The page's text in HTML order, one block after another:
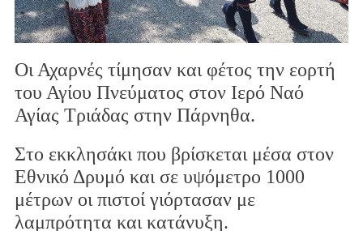
Οι Αχαρνές τίμησαν και φέτος την εορτή
του Αγίου Πνεύματος στον Ιερό Ναό
Αγίας Τριάδας στην Πάρνηθα.
Στο εκκλησάκι που βρίσκεται μέσα στον
Εθνικό Δρυμό και σε υψόμετρο 1000
μέτρων οι πιστοί γιόρτασαν με
λαμπρότητα και κατάνυξη.